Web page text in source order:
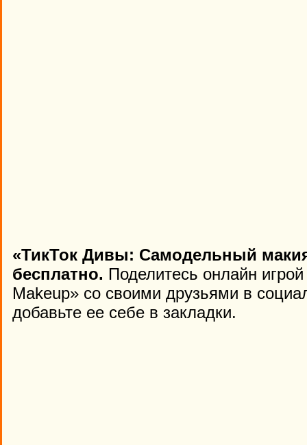
«ТикТок Дивы: Самодельный
бесплатно. Поделитесь онлайн
Makeup» со своими друзьями в
добавьте ее себе в закладки.